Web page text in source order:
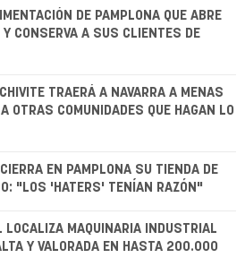
DE PAMPLONA QUE ABRE
CONSERVA A SUS CLIENTES DE
TRAERÁ A NAVARRA A MENAS
OTRAS COMUNIDADES QUE HAGAN LO
EN PAMPLONA SU TIENDA DE
"LOS 'HATERS' TENÍAN RAZÓN"
LOCALIZA MAQUINARIA INDUSTRIAL
Y VALORADA EN HASTA 200.000